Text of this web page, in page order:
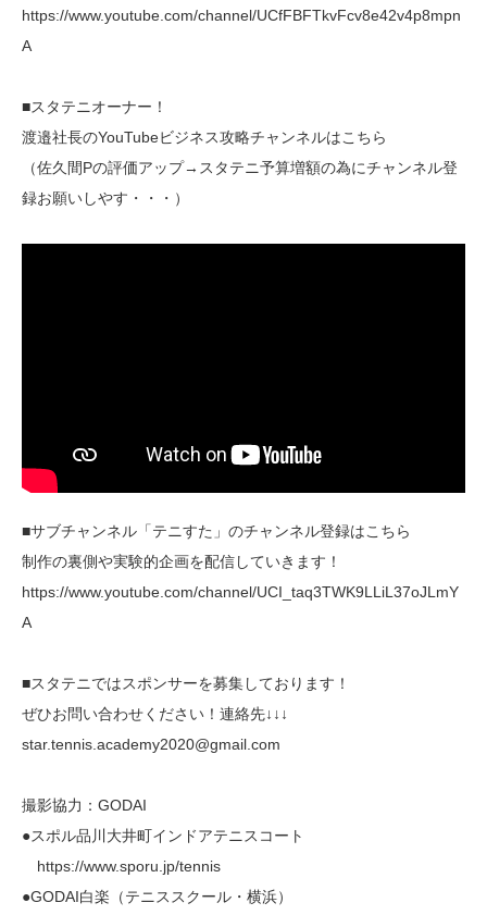
https://www.youtube.com/channel/UCfFBFTkvFcv8e42v4p8mpn
A
■スタテニオーナー！
渡邉社長のYouTubeビジネス攻略チャンネルはこちら
（佐久間Pの評価アップ→スタテニ予算増額の為にチャンネル登
録お願いしやす・・・）
■サブチャンネル「テニすた」のチャンネル登録はこちら
制作の裏側や実験的企画を配信していきます！
https://www.youtube.com/channel/UCI_taq3TWK9LLiL37oJLmY
A
■スタテニではスポンサーを募集しております！
ぜひお問い合わせください！連絡先↓↓↓
star.tennis.academy2020@gmail.com
撮影協力：GODAI
●スポル品川大井町インドアテニスコート
https://www.sporu.jp/tennis
●GODAI白楽（テニススクール・横浜）